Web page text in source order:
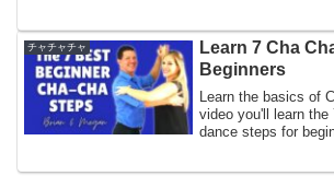
リットキューバンブ
01:50 ニューヨー...
チャチャチャ
Learn 7 Cha
Beginners
Learn the basics of
video you'll learn
dance steps for